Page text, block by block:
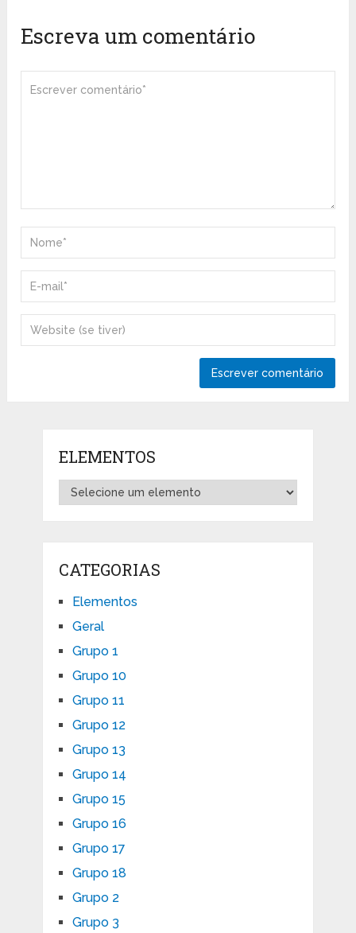
Escreva um comentário
ELEMENTOS
CATEGORIAS
Elementos
Geral
Grupo 1
Grupo 10
Grupo 11
Grupo 12
Grupo 13
Grupo 14
Grupo 15
Grupo 16
Grupo 17
Grupo 18
Grupo 2
Grupo 3